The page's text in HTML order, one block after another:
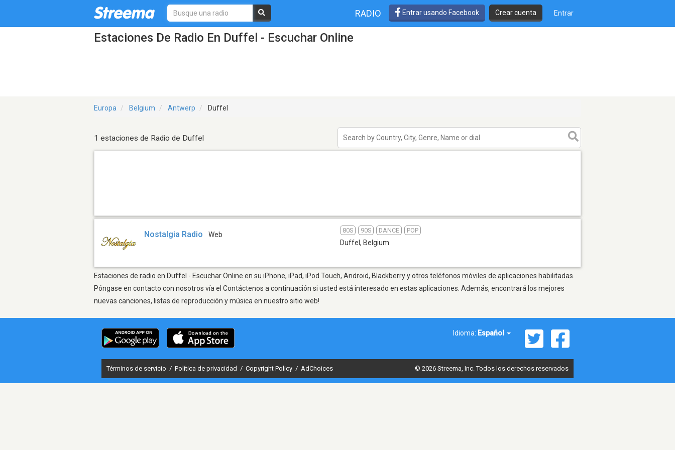
RADIO Entrar usando Facebook Crear cuenta Entrar
Estaciones De Radio En Duffel - Escuchar Online
Europa Belgium Antwerp Duffel
1 estaciones de Radio de Duffel
Nostalgia Radio Web
80S 90S DANCE POP
Duffel , Belgium
Estaciones de radio en Duffel - Escuchar Online en su iPhone, iPad, iPod Touch, Android, Blackberry y otros teléfonos móviles de aplicaciones habilitadas.
Póngase en contacto con nosotros vía el Contáctenos a continuación si usted está interesado en estas aplicaciones. Además, encontrará los mejores
nuevas canciones, listas de reproducción y música en nuestro sitio web!
Idioma: Español
Términos de servicio / Política de privacidad / Copyright Policy / AdChoices © 2026 Streema, Inc. Todos los derechos reservados